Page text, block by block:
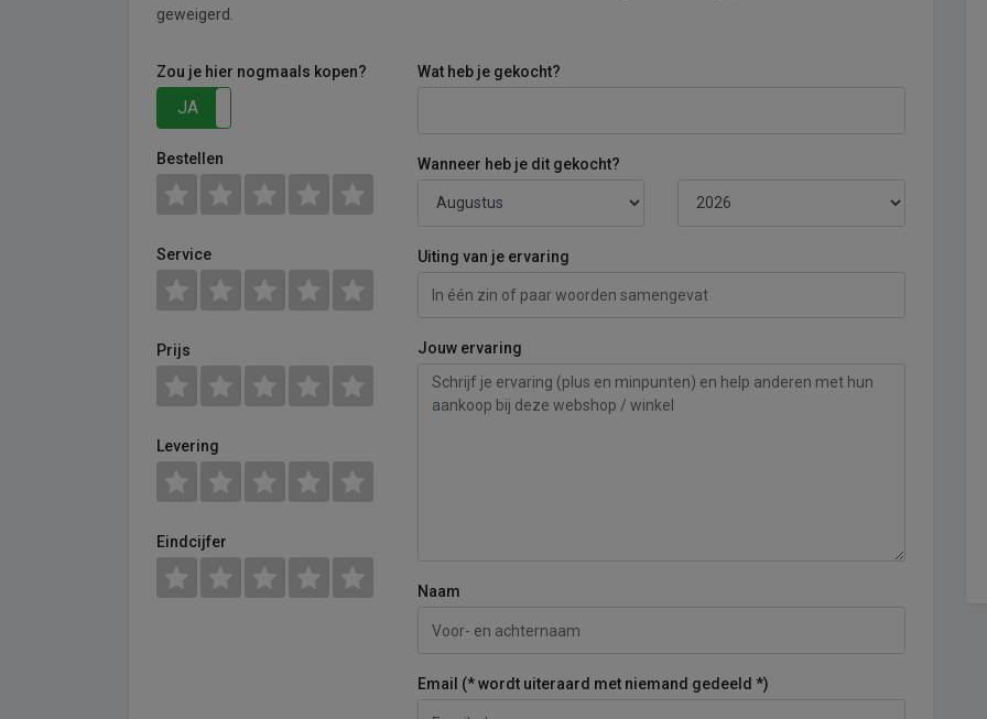
geweigerd.
Zou je hier nogmaals kopen?
JA
Bestellen
Service
Prijs
Levering
Eindcijfer
Wat heb je gekocht?
Wanneer heb je dit gekocht?
Uiting van je ervaring
Jouw ervaring
Naam
Email (* wordt uiteraard met niemand gedeeld *)